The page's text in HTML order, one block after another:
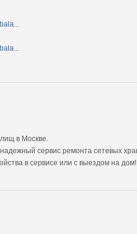
в Москве.
надежный сервис ремонта сетевых
в сервисе или с выездом на дом!